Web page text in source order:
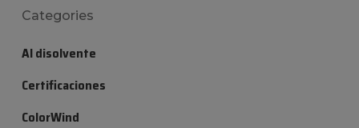
Categories
Al disolvente
Certificaciones
ColorWind